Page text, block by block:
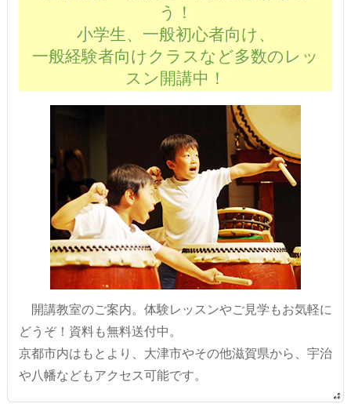
う！
小学生、一般初心者向け、
一般経験者向けクラスなど多数のレッ
スン開講中！
開講教室のご案内。体験レッスンやご見学もお気軽に
どうぞ！資料も無料送付中。
京都市内はもとより、大津市やその他滋賀県から、宇治
や八幡などもアクセス可能です。